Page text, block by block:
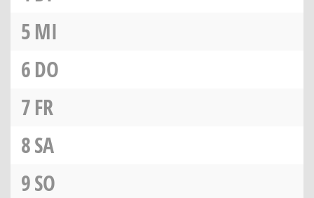
5MI
6DO
7FR
8SA
9SO